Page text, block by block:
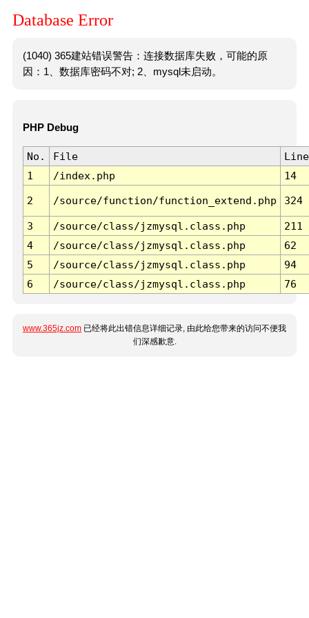
Database Error
(1040) 365建站错误警告：连接数据库失败，可能的原
因：1、数据库密码不对; 2、mysql未启动。
PHP Debug
No. File
Line
1
/index.php 14
2 /source/function/function_extend.php 324
3 /source/class/jzmysql.class.php
211
4
/source/class/jzmysql.class.php
62
5
/source/class/jzmysql.class.php
94
6
/source/class/jzmysql.class.php 76
www.365jz.com 已经将此出错信息详细记录, 由此给您带来的访问不便我
们深感歉意.